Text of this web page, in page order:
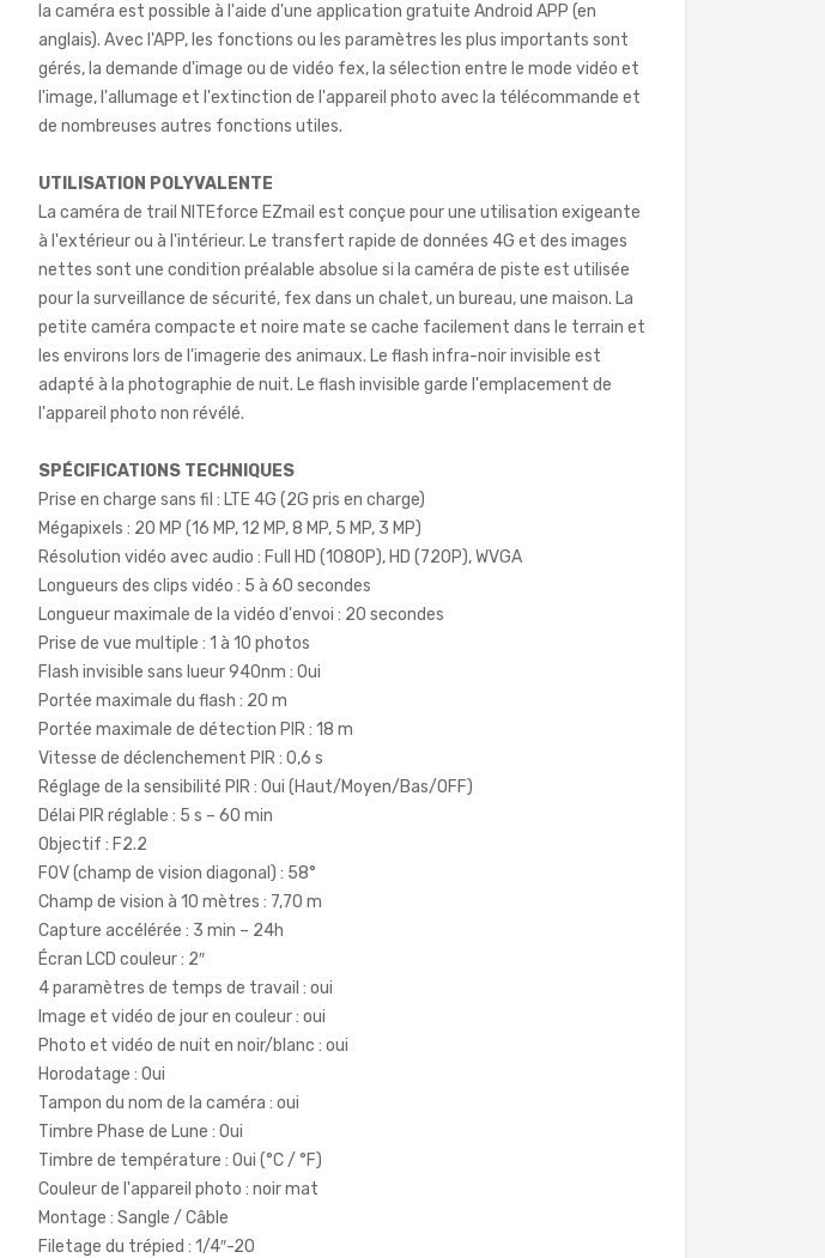
la caméra est possible à l'aide d'une application gratuite Android APP (en
anglais). Avec l'APP, les fonctions ou les paramètres les plus importants sont
gérés, la demande d'image ou de vidéo fex, la sélection entre le mode vidéo et
l'image, l'allumage et l'extinction de l'appareil photo avec la télécommande et
de nombreuses autres fonctions utiles.
UTILISATION POLYVALENTE
La caméra de trail NITEforce EZmail est conçue pour une utilisation exigeante
à l'extérieur ou à l'intérieur. Le transfert rapide de données 4G et des images
nettes sont une condition préalable absolue si la caméra de piste est utilisée
pour la surveillance de sécurité, fex dans un chalet, un bureau, une maison. La
petite caméra compacte et noire mate se cache facilement dans le terrain et
les environs lors de l'imagerie des animaux. Le flash infra-noir invisible est
adapté à la photographie de nuit. Le flash invisible garde l'emplacement de
l'appareil photo non révélé.
SPÉCIFICATIONS TECHNIQUES
Prise en charge sans fil : LTE 4G (2G pris en charge)
Mégapixels : 20 MP (16 MP, 12 MP, 8 MP, 5 MP, 3 MP)
Résolution vidéo avec audio : Full HD (1080P), HD (720P), WVGA
Longueurs des clips vidéo : 5 à 60 secondes
Longueur maximale de la vidéo d'envoi : 20 secondes
Prise de vue multiple : 1 à 10 photos
Flash invisible sans lueur 940nm : Oui
Portée maximale du flash : 20 m
Portée maximale de détection PIR : 18 m
Vitesse de déclenchement PIR : 0,6 s
Réglage de la sensibilité PIR : Oui (Haut/Moyen/Bas/OFF)
Délai PIR réglable : 5 s – 60 min
Objectif : F2.2
FOV (champ de vision diagonal) : 58°
Champ de vision à 10 mètres : 7,70 m
Capture accélérée : 3 min – 24h
Écran LCD couleur : 2″
4 paramètres de temps de travail : oui
Image et vidéo de jour en couleur : oui
Photo et vidéo de nuit en noir/blanc : oui
Horodatage : Oui
Tampon du nom de la caméra : oui
Timbre Phase de Lune : Oui
Timbre de température : Oui (°C / °F)
Couleur de l'appareil photo : noir mat
Montage : Sangle / Câble
Filetage du trépied : 1/4″-20